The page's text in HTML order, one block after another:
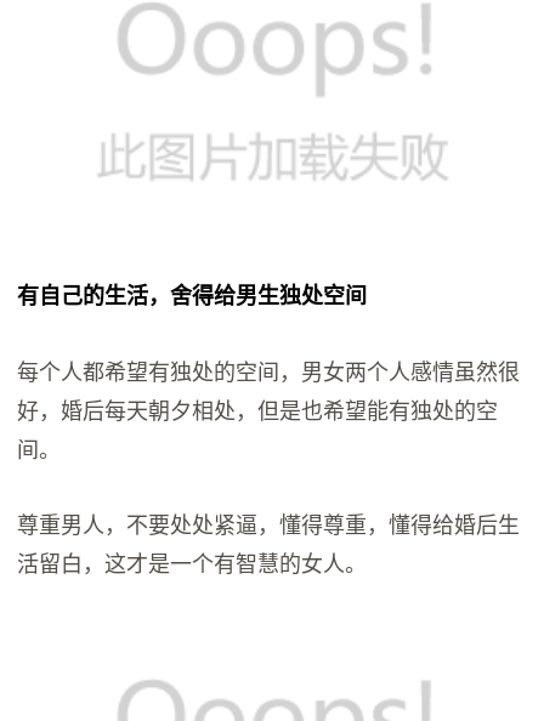
有自己的生活，舍得给男生独处空间
每个人都希望有独处的空间，男女两个人感情虽然很
好，婚后每天朝夕相处，但是也希望能有独处的空
间。
尊重男人，不要处处紧逼，懂得尊重，懂得给婚后生
活留白，这才是一个有智慧的女人。